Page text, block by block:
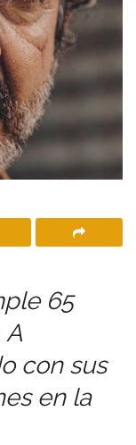
65
A
con sus
en la